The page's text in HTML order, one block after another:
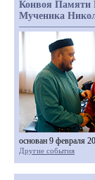
Конвоя Памяти
Мученика
основан 9 февраля
Другие события